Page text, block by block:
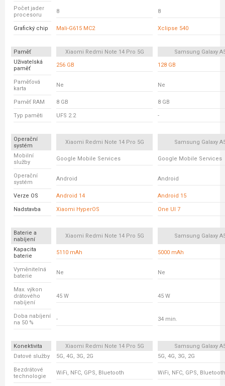
Počet jader
procesoru
8 8
Grafický chip Mali-G615 MC2 Xclipse 540
Paměť Xiaomi Redmi Note 14 Pro 5G
Samsung Galaxy
Uživatelská
paměť
256 GB 128 GB
Paměťová
karta
Ne Ne
Paměť RAM 8 GB 8 GB
Typ paměti UFS 2.2 -
Operační
systém
Xiaomi Redmi Note 14 Pro 5G Samsung Galaxy
Mobilní
služby
Google Mobile Services Google Mobile Services
Operační
systém
Android Android
Verze OS Android 14 Android 15
Nadstavba Xiaomi HyperOS One UI 7
Baterie a
nabíjení
Xiaomi Redmi Note 14 Pro 5G Samsung Galaxy
Kapacita
baterie
5110 mAh 5000 mAh
Vyměnitelná
baterie
Ne Ne
Max. výkon
drátového
nabíjení
45 W 45 W
Doba nabíjení
na 50 %
- 34 min.
Konektivita Xiaomi Redmi Note 14 Pro 5G
Samsung Galaxy
Datové služby
5G, 4G, 3G, 2G 5G, 4G, 3G, 2G
Bezdrátové
technologie
WiFi, NFC, GPS, Bluetooth WiFi, NFC, GPS, Bluetooth